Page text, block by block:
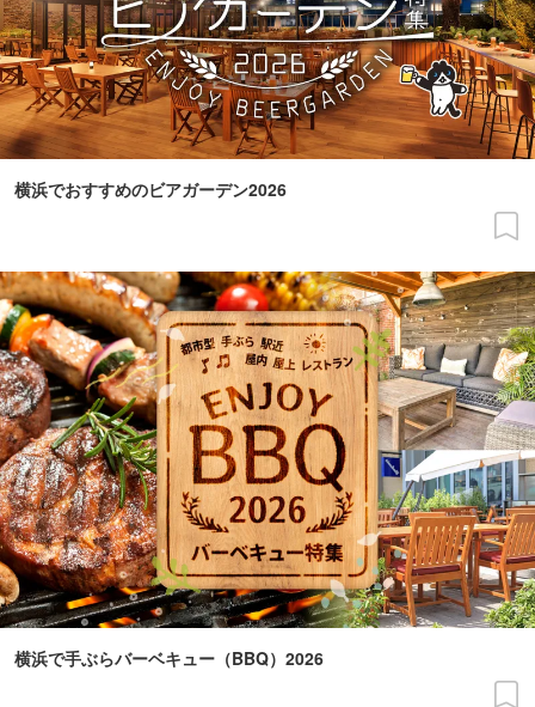
横浜でおすすめのビアガーデン2026
横浜で手ぶらバーベキュー（BBQ）2026